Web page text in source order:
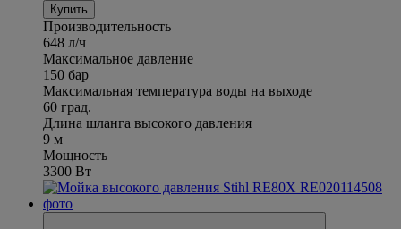
Купить
Производительность
648 л/ч
Максимальное давление
150 бар
Максимальная температура воды на выходе
60 град.
Длина шланга высокого давления
9 м
Мощность
3300 Вт